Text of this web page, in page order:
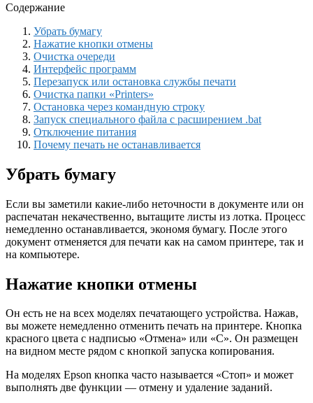
Содержание
Убрать бумагу
Нажатие кнопки отмены
Очистка очереди
Интерфейс программ
Перезапуск или остановка службы печати
Очистка папки «Printers»
Остановка через командную строку
Запуск специального файла с расширением .bat
Отключение питания
Почему печать не останавливается
Убрать бумагу
Если вы заметили какие-либо неточности в документе или он
распечатан некачественно, вытащите листы из лотка. Процесс
немедленно останавливается, экономя бумагу. После этого
документ отменяется для печати как на самом принтере, так и
на компьютере.
Нажатие кнопки отмены
Он есть не на всех моделях печатающего устройства. Нажав,
вы можете немедленно отменить печать на принтере. Кнопка
красного цвета с надписью «Отмена» или «C». Он размещен
на видном месте рядом с кнопкой запуска копирования.
На моделях Epson кнопка часто называется «Стоп» и может
выполнять две функции — отмену и удаление заданий.